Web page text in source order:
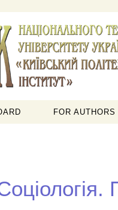
FOR AUTHORS